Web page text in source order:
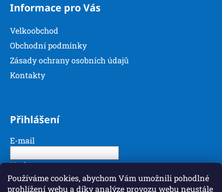
Používáme cookies, abychom Vám umožnili pohodlné
prohlížení webu a díky analýze provozu webu neustále
Informace pro Vás
Velkoobchod
Obchodní podmínky
Zásady ochrany osobních údajů
Kontakty
Přihlášení
E-mail
Heslo